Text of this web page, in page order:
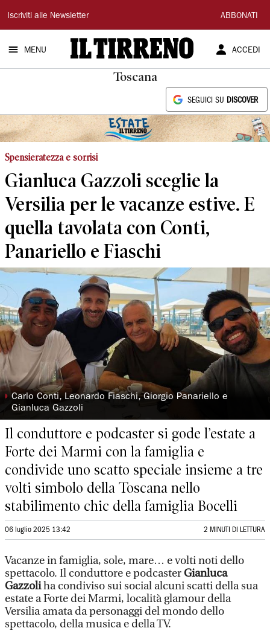
Il
Tirreno
Iscriviti alle Newsletter ABBONATI
MENU ACCEDI
Toscana
SEGUICI SU DISCOVER
Spensieratezza e sorrisi
Gianluca Gazzoli sceglie la
Versilia per le vacanze estive. E
quella tavolata con Conti,
Panariello e Fiaschi
◗Carlo Conti, Leonardo Fiaschi, Giorgio Panariello e
Gianluca Gazzoli
Il conduttore e podcaster si gode l’estate a
Forte dei Marmi con la famiglia e
condivide uno scatto speciale insieme a tre
volti simbolo della Toscana nello
stabilimento chic della famiglia Bocelli
06 luglio 2025 13:42 2 MINUTI DI LETTURA
Vacanze in famiglia, sole, mare… e volti noti dello
spettacolo. Il conduttore e podcasterGianluca
Gazzoliha condiviso sui social alcuni scatti della sua
estate a Forte dei Marmi, località glamour della
Versilia amata da personaggi del mondo dello
spettacolo, della musica e della TV.